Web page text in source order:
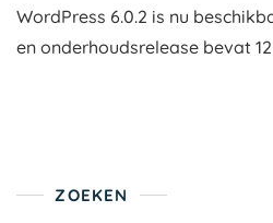
WordPress 6.0.2 is nu
en onderhoudsrelease bevat
ZOEKEN